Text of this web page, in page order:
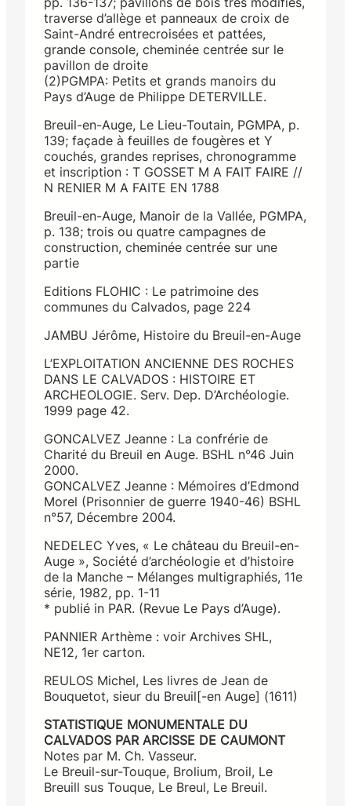
traverse d’allège et panneaux de croix de
Saint-André entrecroisées et pattées,
grande console, cheminée centrée sur le
pavillon de droite
(2)PGMPA: Petits et grands manoirs du
Pays d’Auge de Philippe DETERVILLE.
Breuil-en-Auge, Le Lieu-Toutain, PGMPA, p.
139; façade à feuilles de fougères et Y
couchés, grandes reprises, chronogramme
et inscription : T GOSSET M A FAIT FAIRE //
N RENIER M A FAITE EN 1788
Breuil-en-Auge, Manoir de la Vallée, PGMPA,
p. 138; trois ou quatre campagnes de
construction, cheminée centrée sur une
partie
Editions FLOHIC : Le patrimoine des
communes du Calvados, page 224
JAMBU Jérôme, Histoire du Breuil-en-Auge
L’EXPLOITATION ANCIENNE DES ROCHES
DANS LE CALVADOS : HISTOIRE ET
ARCHEOLOGIE. Serv. Dep. D’Archéologie.
1999 page 42.
GONCALVEZ Jeanne : La confrérie de
Charité du Breuil en Auge. BSHL n°46 Juin
2000.
GONCALVEZ Jeanne : Mémoires d’Edmond
Morel (Prisonnier de guerre 1940-46) BSHL
n°57, Décembre 2004.
NEDELEC Yves, « Le château du Breuil-en-
Auge », Société d’archéologie et d’histoire
de la Manche – Mélanges multigraphiés, 11e
série, 1982, pp. 1-11
* publié in PAR. (Revue Le Pays d’Auge).
PANNIER Arthème : voir Archives SHL,
NE12, 1er carton.
REULOS Michel, Les livres de Jean de
Bouquetot, sieur du Breuil[-en Auge] (1611)
STATISTIQUE MONUMENTALE DU
CALVADOS PAR ARCISSE DE CAUMONT
Notes par M. Ch. Vasseur.
Le Breuil-sur-Touque, Brolium, Broil, Le
Breuill sus Touque, Le Breul, Le Breuil.